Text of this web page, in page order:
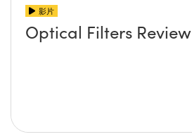
影片
Optical Filters Review